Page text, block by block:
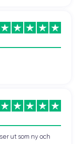
ut som ny och